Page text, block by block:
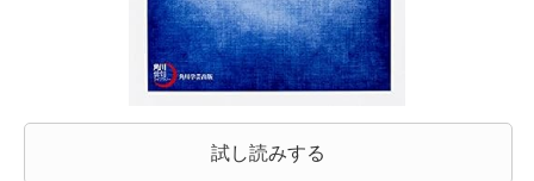
試し読みする